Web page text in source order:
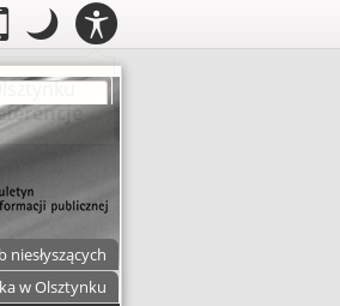
Mobilnydo wersji mobilnej
Tryb
nocny
Tryb nocny: Ten tryb ustawia
niesłyszących
w Olsztynku